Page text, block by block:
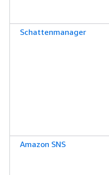
Schattenmanager
Amazon SNS